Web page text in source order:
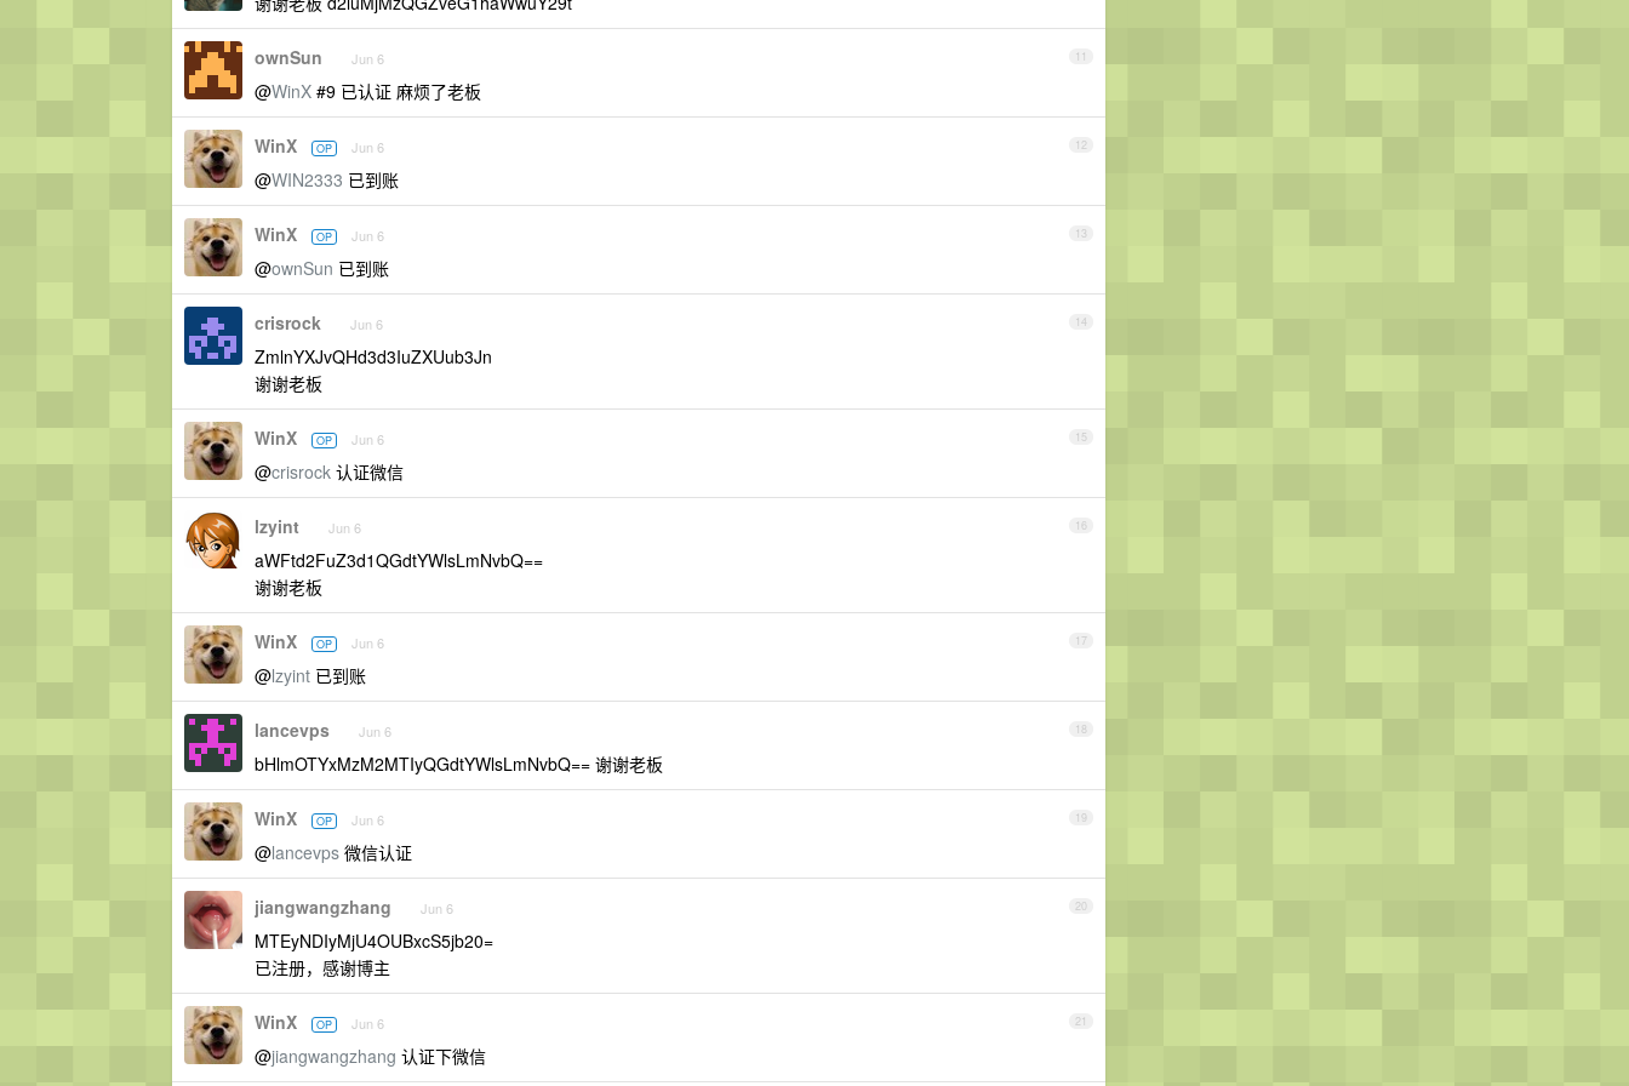
11
ownSun Jun 6
@WinX #9 已认证 麻烦了老板
12
WinX OP Jun 6
@WIN2333 已到账
13
WinX OP Jun 6
@ownSun 已到账
14
crisrock Jun 6
ZmlnYXJvQHd3d3IuZXUub3Jn
谢谢老板
15
WinX OP Jun 6
@crisrock 认证微信
16
lzyint Jun 6
aWFtd2FuZ3d1QGdtYWlsLmNvbQ==
谢谢老板
17
WinX OP Jun 6
@lzyint 已到账
18
lancevps Jun 6
bHlmOTYxMzM2MTIyQGdtYWlsLmNvbQ== 谢谢老板
19
WinX OP Jun 6
@lancevps 微信认证
20
jiangwangzhang Jun 6
MTEyNDIyMjU4OUBxcS5jb20=
已注册，感谢博主
21
WinX OP Jun 6
@jiangwangzhang 认证下微信